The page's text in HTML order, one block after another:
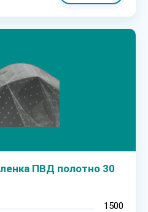
ПВД полотно 30
1500